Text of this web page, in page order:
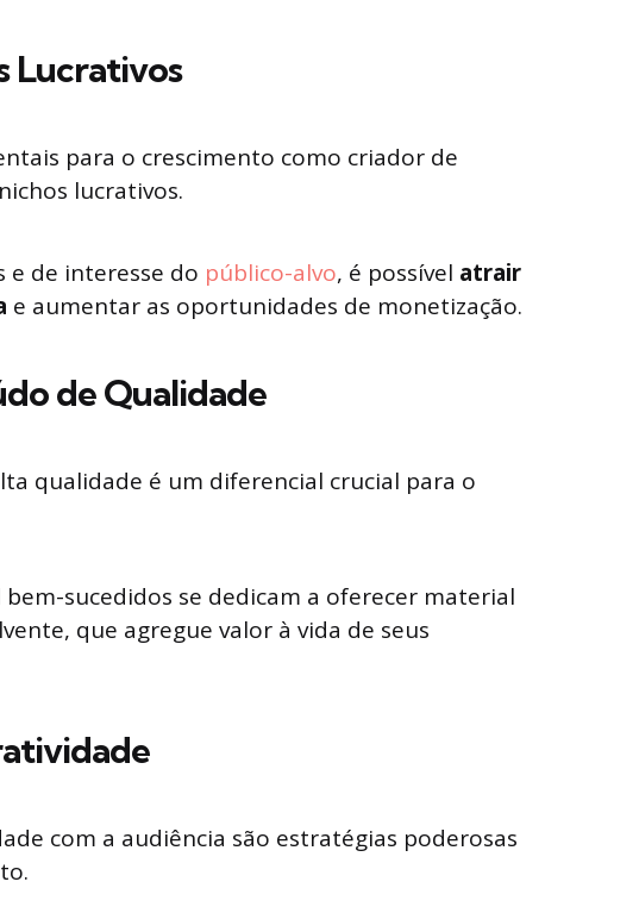
Lucrativos
para o crescimento como criador de
lucrativos.
e de interesse do público-alvo, é possível atrair
e aumentar as oportunidades de monetização.
de Qualidade
qualidade é um diferencial crucial para o
sucedidos se dedicam a oferecer material
que agregue valor à vida de seus
com a audiência são estratégias poderosas